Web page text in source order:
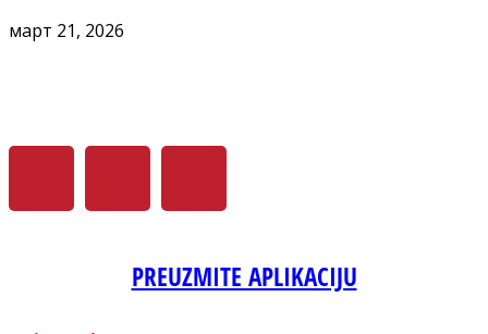
март 21, 2026
PREUZMITE APLIKACIJU